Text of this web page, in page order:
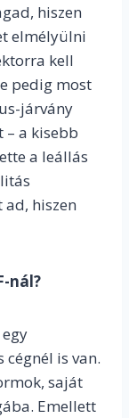
hiszen
elmélyülni
kell
pedig most
járvány
– a kisebb
a leállás
hiszen
nál?
is van.
saját
Emellett